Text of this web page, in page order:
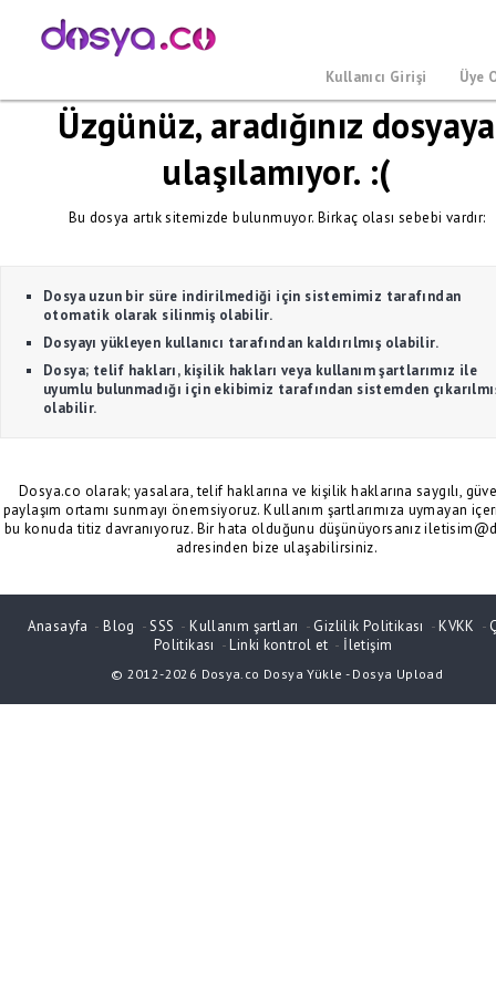
Kullanıcı Girişi Üye
Üzgünüz, aradığınız dosyaya
ulaşılamıyor. :(
Bu dosya artık sitemizde bulunmuyor. Birkaç olası sebebi vardır:
Dosya uzun bir süre indirilmediği için sistemimiz tarafından
otomatik olarak silinmiş olabilir.
Dosyayı yükleyen kullanıcı tarafından kaldırılmış olabilir.
Dosya; telif hakları, kişilik hakları veya kullanım şartlarımız ile
uyumlu bulunmadığı için ekibimiz tarafından sistemden
olabilir.
Dosya.co olarak; yasalara, telif haklarına ve kişilik haklarına saygılı,
paylaşım ortamı sunmayı önemsiyoruz. Kullanım şartlarımıza uymayan
bu konuda titiz davranıyoruz. Bir hata olduğunu düşünüyorsanız
adresinden bize ulaşabilirsiniz.
Anasayfa -Blog -SSS -Kullanım şartları - Gizlilik Politikası -KVKK -
Politikası -Linki kontrol et - İletişim
© 2012-2026 Dosya.co Dosya Yükle - Dosya Upload